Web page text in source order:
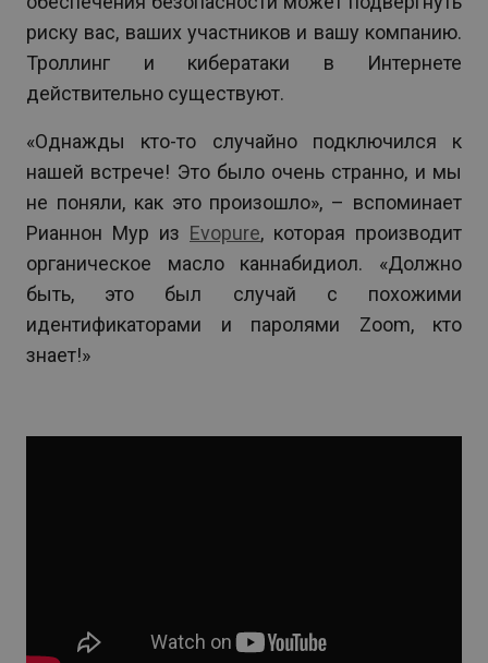
риску вас, ваших участников и вашу компанию.
Троллинг и кибератаки в Интернете
действительно существуют.
«Однажды кто-то случайно подключился к
нашей встрече! Это было очень странно, и мы
не поняли, как это произошло», – вспоминает
Рианнон Мур из Evopure, которая производит
органическое масло каннабидиол. «Должно
быть, это был случай с похожими
идентификаторами и паролями Zoom, кто
знает!»